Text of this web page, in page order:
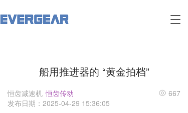
T
a
船用推进器的 “黄金拍档”
恒齿减速机 恒齿传动
发布日期：2025-04-29 15:36:05
667